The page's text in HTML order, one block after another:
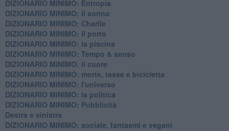
DIZIONARIO MINIMO: Entropia
DIZIONARIO MINIMO: il sonno
DIZIONARIO MINIMO: Charlie
DIZIONARIO MINIMO: il porto
DIZIONARIO MINIMO: la piscina
DIZIONARIO MINIMO: Tempo & senso
DIZIONARIO MINIMO: il cuore
DIZIONARIO MINIMO: morte, tasse e bicicletta
DIZIONARIO MINIMO: l'universo
DIZIONARIO MINIMO: la politica
DIZIONARIO MINIMO: Pubblicità
Destra e sinistra
DIZIONARIO MINIMO: sociale, fantasmi e vegani